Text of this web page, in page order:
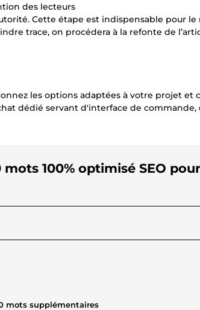
des lecteurs
Cette étape est indispensable pour
trace, on procédera à la refonte de
les options adaptées à votre projet et
dédié servant d'interface de
100% optimisé SEO
mots supplémentaires